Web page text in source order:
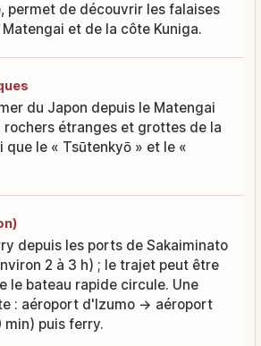
permet de découvrir les falaises
et de la côte Kuniga.
du Japon depuis le Matengai
rochers étranges et grottes de la
que le « Tsūtenkyō » et le «
depuis les ports de Sakaiminato
2 à 3 h) ; le trajet peut être
le bateau rapide circule. Une
: aéroport d'Izumo → aéroport
puis ferry.